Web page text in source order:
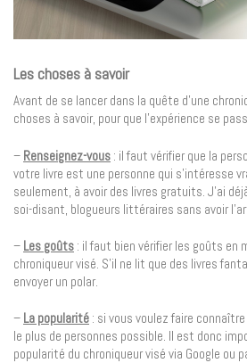
Les choses à savoir
Avant de se lancer dans la quête d’une
choses à savoir, pour que l’expérience se
– Renseignez-vous : il faut vérifier que la
votre livre est une personne qui s’intéresse
seulement, à avoir des livres gratuits. J’ai
soi-disant, blogueurs littéraires sans avoir
– Les goûts : il faut bien vérifier les goûts en
chroniqueur visé. S’il ne lit que des livres
envoyer un polar.
– La popularité : si vous voulez faire
le plus de personnes possible. Il est donc
popularité du chroniqueur visé via Google ou